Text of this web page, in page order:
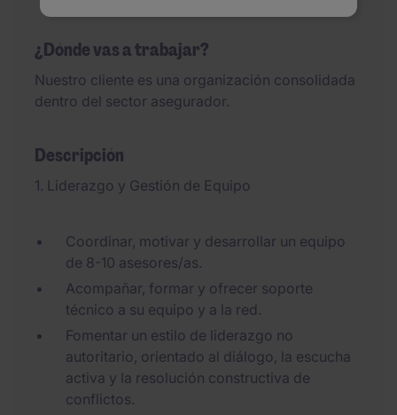
¿Dónde vas a trabajar?
Nuestro cliente es una organización consolidada
dentro del sector asegurador.
Descripción
1. Liderazgo y Gestión de Equipo
Coordinar, motivar y desarrollar un equipo
de 8-10 asesores/as.
Acompañar, formar y ofrecer soporte
técnico a su equipo y a la red.
Fomentar un estilo de liderazgo no
autoritario, orientado al diálogo, la escucha
activa y la resolución constructiva de
conflictos.